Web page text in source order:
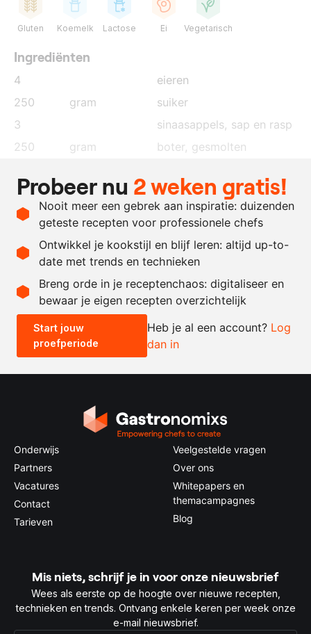
Gluten Koemelk Lactose Ei Vegetarisch
Ingrediënten
4
eieren
250
gram
suiker
3
sinaasappels , sap en rasp
250
gram boter , gesmolten
gram
bakpoeder
100
gram
couscous
Recept omrekenen
- +
0.5x 1x 2x
Probeer nu 2 weken gratis!
Nooit meer een gebrek aan inspiratie: duizenden
geteste recepten voor professionele chefs
Ontwikkel je kookstijl en blijf leren: altijd up-to-
date met trends en technieken
Breng orde in je receptenchaos: digitaliseer en
bewaar je eigen recepten overzichtelijk
Start jouw
proefperiode
Heb je al een account? Log
dan in
Onderwijs
Partners
Vacatures
Contact
Tarieven
Veelgestelde vragen
Over ons
Whitepapers en
themacampagnes
Blog
Mis niets, schrijf je in voor onze nieuwsbrief
Wees als eerste op de hoogte over nieuwe recepten,
technieken en trends. Ontvang enkele keren per week onze
e-mail nieuwsbrief.